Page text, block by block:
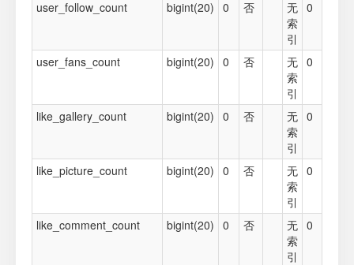
user_follow_count bigint(20) 0 否
无
索
引
0
user_fans_count bigint(20) 0 否
无
索
引
0
like_gallery_count bigint(20) 0 否
无
索
引
0
like_picture_count bigint(20) 0 否
无
索
引
0
like_comment_count bigint(20) 0 否
无
索
引
0